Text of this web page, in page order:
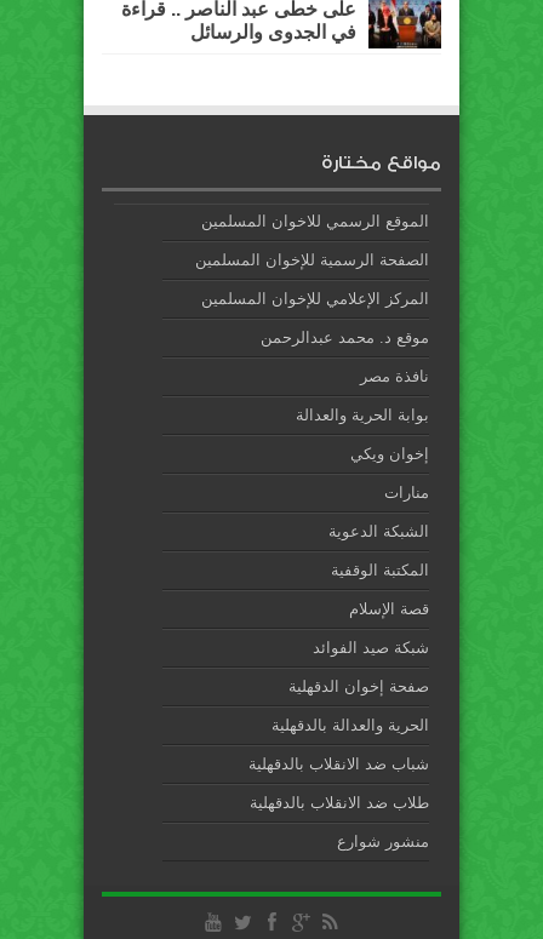
على خطى عبد الناصر .. قراءة
في الجدوى والرسائل
مواقع مختارة
الموقع الرسمي للاخوان المسلمين
الصفحة الرسمية للإخوان المسلمين
المركز الإعلامي للإخوان المسلمين
موقع د. محمد عبدالرحمن
نافذة مصر
بوابة الحرية والعدالة
إخوان ويكي
منارات
الشبكة الدعوية
المكتبة الوقفية
قصة الإسلام
شبكة صيد الفوائد
صفحة إخوان الدقهلية
الحرية والعدالة بالدقهلية
شباب ضد الانقلاب بالدقهلية
طلاب ضد الانقلاب بالدقهلية
منشور شوارع